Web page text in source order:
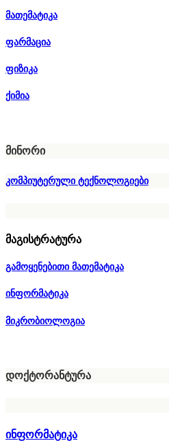
მათემატიკა
ფარმაცია
ფიზიკა
ქიმია
მინორი
კომპიუტერული ტექნოლოგიები
მაგისტრატურა
გამოყენებითი მათემატიკა
ინფორმატიკა
მიკრობიოლოგია
დოქტორანტურა
ინფორმატიკა